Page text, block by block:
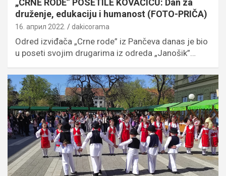
„CRNE RODE” POSETILE KOVAČICU: Dan za
druženje, edukaciju i humanost (FOTO-PRIČA)
16. април 2022. dakicorama
Odred izviđača „Crne rode” iz Pančeva danas je bio
u poseti svojim drugarima iz odreda „Janošik”…